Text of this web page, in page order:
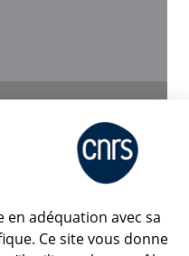
en adéquation avec sa
Ce site vous donne